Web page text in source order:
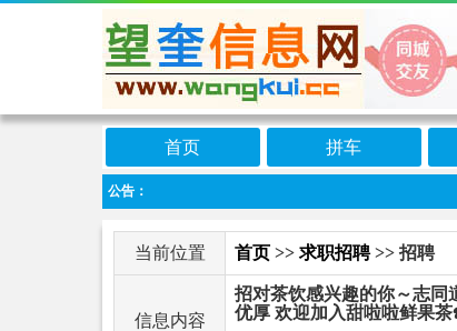
首页 拼车
公告：
当前位置 首页 >> 求职招聘>> 招聘
信息内容
招对茶饮感兴趣的你～志同
优厚 欢迎加入甜啦啦鲜果